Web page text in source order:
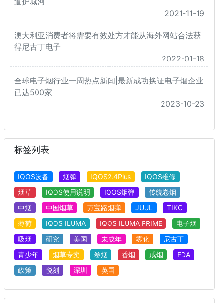
2021-11-19
澳大利亚消费者将需要有效处方才能从海外网站合法获
得尼古丁电子
2022-01-18
全球电子烟行业一周热点新闻|最新成功换证电子烟企业
已达500家
2023-10-23
标签列表
IQOS设备 烟弹 IQOS2.4Plus
IQOS维修
烟草
IQOS使用说明 IQOS烟弹
传统卷烟
中烟
中国烟草 万宝路烟弹 JUUL
TIKO
薄荷
IQOS ILUMA IQOS ILUMA PRIME
电子烟
吸烟
研究 美国 未成年 雾化
尼古丁
青少年
烟草专卖 卷烟 香烟 戒烟
FDA
政策
悦刻 深圳 英国